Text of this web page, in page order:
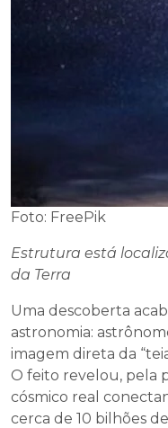
Foto: FreePik
Estrutura está
da Terra
Uma descoberta
astronomia:
imagem direta da
O feito revelou, pela
cósmico real
cerca de 10 bilhões